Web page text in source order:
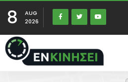
8
AUG
2026